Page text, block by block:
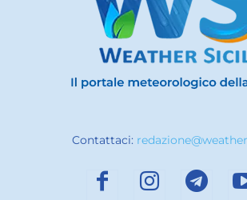
Contattaci: